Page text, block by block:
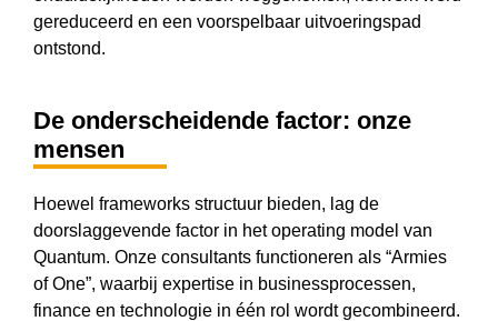
gereduceerd en een voorspelbaar uitvoeringspad
ontstond.
De onderscheidende factor: onze
mensen
Hoewel frameworks structuur bieden, lag de
doorslaggevende factor in het operating model van
Quantum. Onze consultants functioneren als “Armies
of One”, waarbij expertise in businessprocessen,
finance en technologie in één rol wordt gecombineerd.